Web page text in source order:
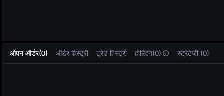
ओपन ऑर्डर(0) ऑर्डर हिस्ट्री ट्रेड हिस्ट्री होल्डिंग(0) स्ट्रेटेजी (0)